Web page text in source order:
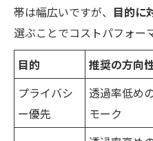
帯は幅広いですが、 目的に
選ぶことでコストパフォー
目的
推奨の方向
プライバシ
ー優先
透過率低め
モーク